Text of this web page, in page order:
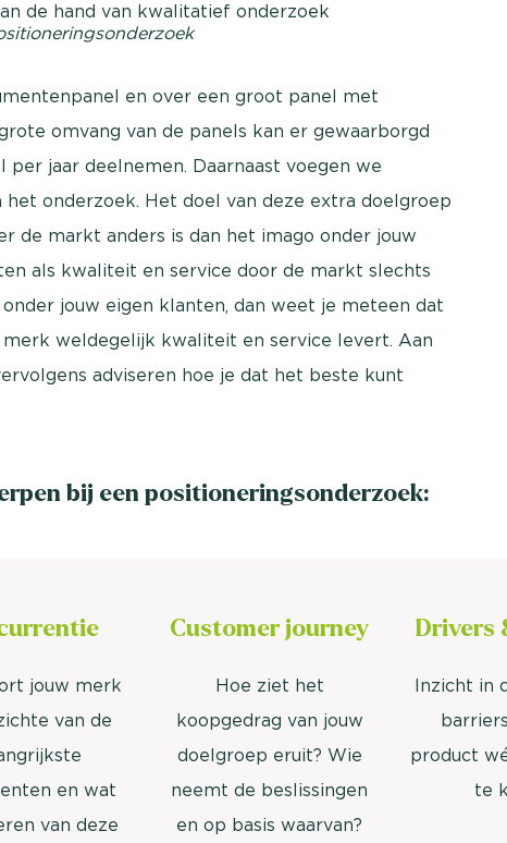
en over een groot panel met
omvang van de panels kan er gewaarborgd
jaar deelnemen. Daarnaast voegen we
onderzoek. Het doel van deze extra doelgroep
de markt anders is dan het imago onder jouw
als kwaliteit en service door de markt slechts
jouw eigen klanten, dan weet je meteen dat
weldegelijk kwaliteit en service levert. Aan
adviseren hoe je dat het beste kunt
bij een positioneringsonderzoek:
jouw merk
van de
en wat
van deze
Customer journey
Hoe ziet het
koopgedrag van jouw
doelgroep eruit? Wie
neemt de beslissingen
en op basis waarvan?
Drivers
Inzicht in
product
te